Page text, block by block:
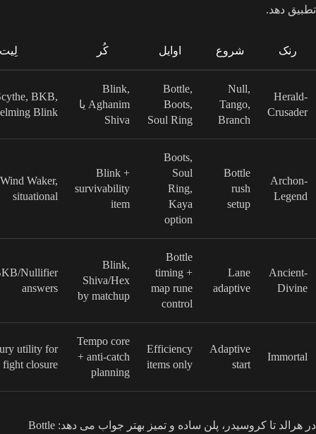
تطبیق دهد.
رنک شروع اوایل کُر لِیت
Herald-
Crusader
Null,
Tango,
Branch
Bottle,
Boots,
Soul Ring
Blink,
Aghanim یا
Shiva
BKB,
Blink
Archon-
Legend
Bottle
rush
setup
Boots,
Soul
Ring,
Kaya
option
Blink +
survivability
item
Waker,
situational
Ancient-
Divine
Lane
adaptive
Bottle
timing +
map rune
control
Blink,
Shiva/Hex
by matchup
Nullifier
answers
Immortal
Adaptive
start
Efficiency
items only
Tempo core
+ anti-catch
planning
utility for
fight closure
در هرالد تا کروسیدر، پلن ساده و تمیز بهتر جواب می دهد: Bottle